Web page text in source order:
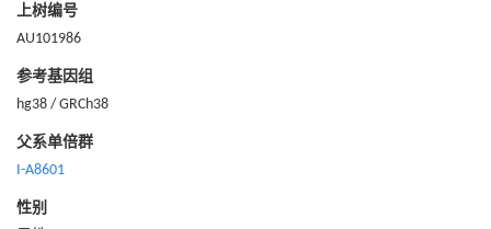
上树编号
AU101986
参考基因组
hg38 / GRCh38
父系单倍群
I-A8601
性别